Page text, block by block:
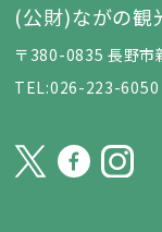
(公財)ながの観
〒380-0835 長野市
TEL:026-223-6050